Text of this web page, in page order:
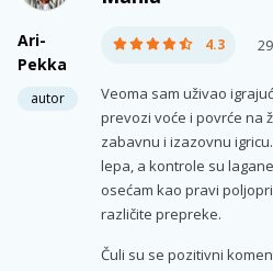
Ari-
Pekka
autor
4.3
Veoma sam uživao
prevozi voće i povrće na
zabavnu i izazovnu
lepa, a kontrole su
osećam kao pravi
različite prepreke.
Čuli su se pozitivni